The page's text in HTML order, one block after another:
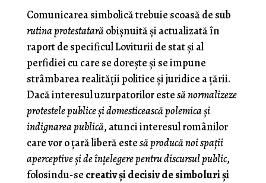
Comunicarea simbolică trebuie scoasă de sub
rutina protestatară obişnuită şi actualizată în
raport de specificul Loviturii de stat şi al
perfidiei cu care se doreşte şi se impune
strâmbarea realităţii politice şi juridice a ţării.
Dacă interesul uzurpatorilor estesă normalizeze
protestele publice şi domesticească polemica şi
indignarea publică, atunci interesul românilor
care vor o ţară liberă estesă producă noi spaţii
aperceptive şi de înţelegere pentru discursul public,
folosindu-se creativ şi decisiv de simboluri şi